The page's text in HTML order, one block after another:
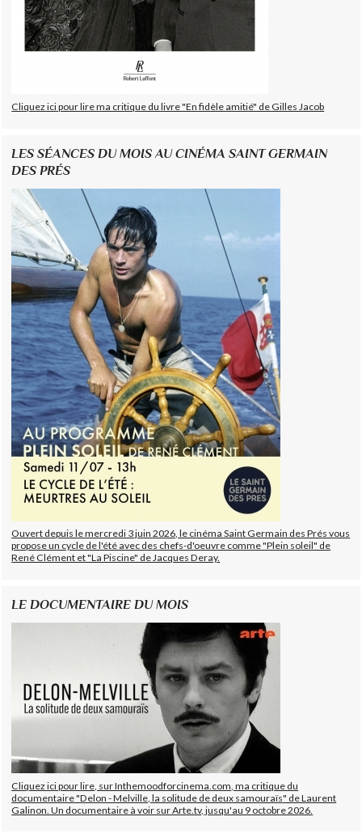
Cliquez ici pour lire ma critique du livre "En fidèle amitié" de Gilles Jacob
LES SÉANCES DU MOIS AU CINÉMA SAINT GERMAIN
DES PRÉS
Ouvert depuis le mercredi 3 juin 2026, le cinéma Saint Germain des Prés vous
propose un cycle de l'été avec des chefs-d'oeuvre comme "Plein soleil" de
René Clément et "La Piscine" de Jacques Deray.
LE DOCUMENTAIRE DU MOIS
Cliquez ici pour lire, sur Inthemoodforcinema.com, ma critique du
documentaire "Delon - Melville, la solitude de deux samouraïs" de Laurent
Galinon. Un documentaire à voir sur Arte.tv, jusqu'au 9 octobre 2026.